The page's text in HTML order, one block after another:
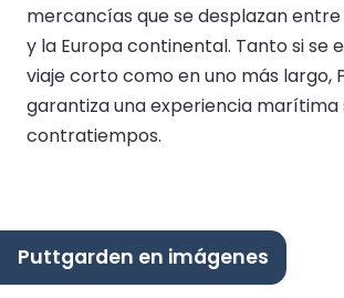
mercancías que se desplazan entre
y la Europa continental. Tanto si se
viaje corto como en uno más largo,
garantiza una experiencia marítima
contratiempos.
Puttgarden en imágenes